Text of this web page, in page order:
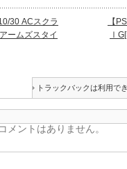
30 ACスクラ
ームズスタイ
【
トラックバックは利用で
メントはありません。